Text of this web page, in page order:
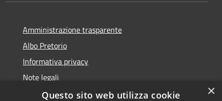
Amministrazione trasparente
Albo Pretorio
Informativa privacy
Note legali
Dichiarazione di accessibilità
×
Questo sito web utilizza cookie